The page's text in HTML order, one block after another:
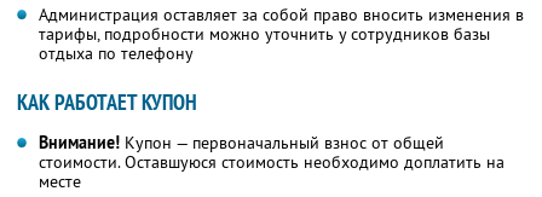
Администрация оставляет за собой право вносить изменения в
тарифы, подробности можно уточнить у сотрудников базы
отдыха по телефону
КАК РАБОТАЕТ КУПОН
Внимание! Купон — первоначальный взнос от общей
стоимости. Оставшуюся стоимость необходимо доплатить на
месте